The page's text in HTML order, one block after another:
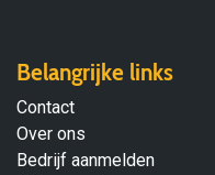
Belangrijke links
Contact
Over ons
Bedrijf aanmelden